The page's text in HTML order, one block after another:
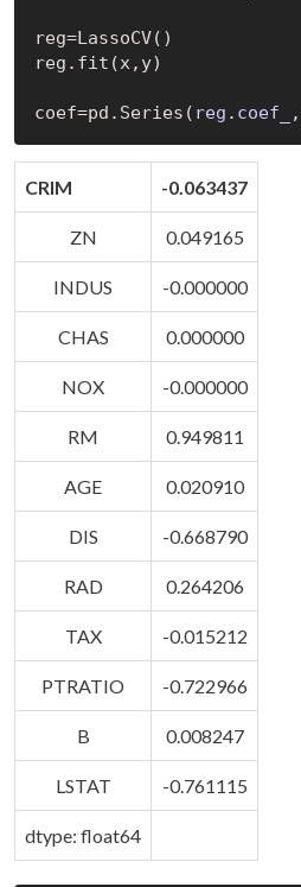
reg=LassoCV()
reg.fit(x,y)
coef=pd. Series( reg . coef_ ,
CRIM -0.063437
ZN 0.049165
INDUS -0.000000
CHAS 0.000000
NOX -0.000000
RM 0.949811
AGE 0.020910
DIS -0.668790
RAD 0.264206
TAX -0.015212
PTRATIO -0.722966
B 0.008247
LSTAT -0.761115
dtype: float64